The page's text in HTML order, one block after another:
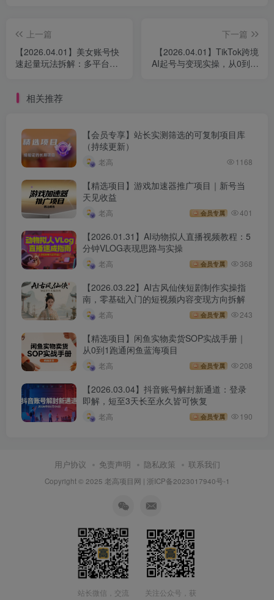
上一篇
【2026.04.01】美女账号快
速起量玩法拆解：多平台通
下一篇
【2026.04.01】TikTok跨境
AI起号与变现实操，从0到内
相关推荐
【会员专享】站长实测筛选的可复制项目库
（持续更新）
老高 1168
【精选项目】游戏加速器推广项目｜新号当
天见收益
老高 会员专属 401
【2026.01.31】AI动物拟人直播视频教程：5
分钟VLOG表现思路与实操
老高 会员专属 368
【2026.03.22】AI古风仙侠短剧制作实操指
南，零基础入门的短视频内容变现方向拆解
老高 会员专属 243
【精选项目】闲鱼实物卖货SOP实战手册｜
从0到1跑通闲鱼蓝海项目
老高 会员专属 208
【2026.03.04】抖音账号解封新通道：登录
即解，短至3天长至永久皆可恢复
老高 会员专属 190
用户协议 免责声明 隐私政策 联系我们
Copyright © 2025 老高项目网 | 浙ICP备2023017940号-1
站长微信，交流
关注公众号，获